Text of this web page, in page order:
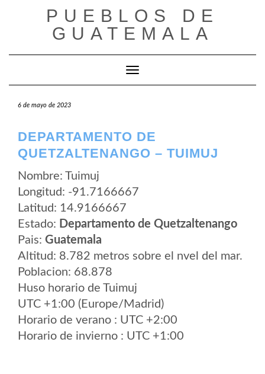
PUEBLOS DE
GUATEMALA
Cambiar modo de navegación
6 de mayo de 2023
DEPARTAMENTO DE
QUETZALTENANGO – TUIMUJ
Nombre: Tuimuj
Longitud: -91.7166667
Latitud: 14.9166667
Estado: Departamento de Quetzaltenango
Pais: Guatemala
Altitud: 8.782 metros sobre el nvel del mar.
Poblacion: 68.878
Huso horario de Tuimuj
UTC +1:00 (Europe/Madrid)
Horario de verano : UTC +2:00
Horario de invierno : UTC +1:00